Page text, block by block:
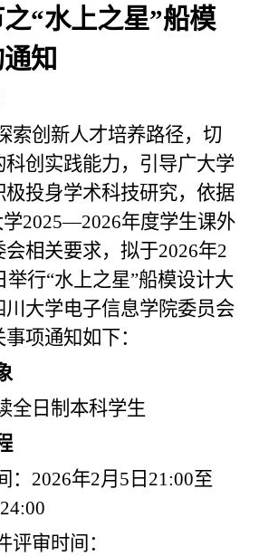
“水上之星”船模
知
索创新人才培养路径，切
科创实践能力，引导广大学
极投身学术科技研究，依据
2025—2026年度学生课外
相关要求，拟于2026年2
举行“水上之星”船模设计大
川大学电子信息学院委员会
项通知如下：
全日制本科学生
：2026年2月 5 日 21:00至
24:00
评审时间：